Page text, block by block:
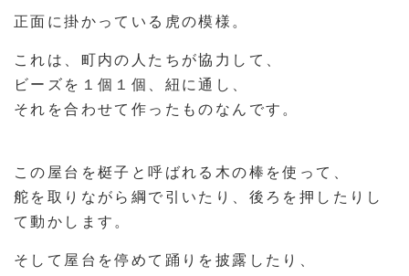
正面に掛かっている虎の模様。
これは、町内の人たちが協力して、
ビーズを１個１個、紐に通し、
それを合わせて作ったものなんです。
この屋台を梃子と呼ばれる木の棒を使って、
舵を取りながら綱で引いたり、後ろを押したりし
て動かします。
そして屋台を停めて踊りを披露したり、